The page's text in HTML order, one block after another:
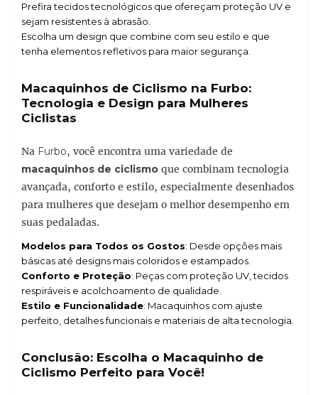
Prefira tecidos tecnológicos que ofereçam proteção UV e
sejam resistentes à abrasão.
Escolha um design que combine com seu estilo e que
tenha elementos refletivos para maior segurança.
Macaquinhos de Ciclismo na Furbo:
Tecnologia e Design para Mulheres
Ciclistas
Na Furbo, você encontra uma variedade de
macaquinhos de ciclismo que combinam tecnologia
avançada, conforto e estilo, especialmente desenhados
para mulheres que desejam o melhor desempenho em
suas pedaladas.
Modelos para Todos os Gostos: Desde opções mais
básicas até designs mais coloridos e estampados.
Conforto e Proteção: Peças com proteção UV, tecidos
respiráveis e acolchoamento de qualidade.
Estilo e Funcionalidade: Macaquinhos com ajuste
perfeito, detalhes funcionais e materiais de alta tecnologia.
Conclusão: Escolha o Macaquinho de
Ciclismo Perfeito para Você!